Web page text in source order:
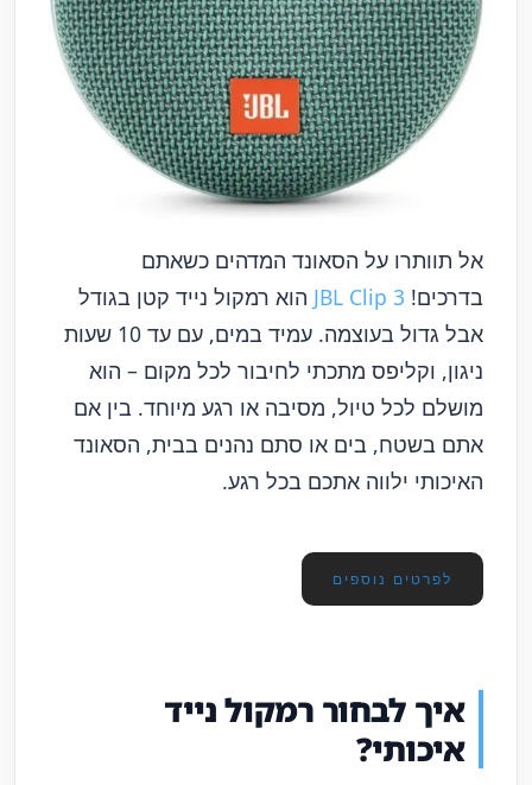
אל תוותרו על הסאונד המדהים כשאתם
בדרכים! JBL Clip 3 הוא רמקול נייד קטן בגודל
אבל גדול בעוצמה. עמיד במים, עם עד 10 שעות
ניגון, וקליפס מתכתי לחיבור לכל מקום – הוא
מושלם לכל טיול, מסיבה או רגע מיוחד. בין אם
אתם בשטח, בים או סתם נהנים בבית, הסאונד
האיכותי ילווה אתכם בכל רגע.
לפרטים נוספים
איך לבחור רמקול נייד
איכותי?